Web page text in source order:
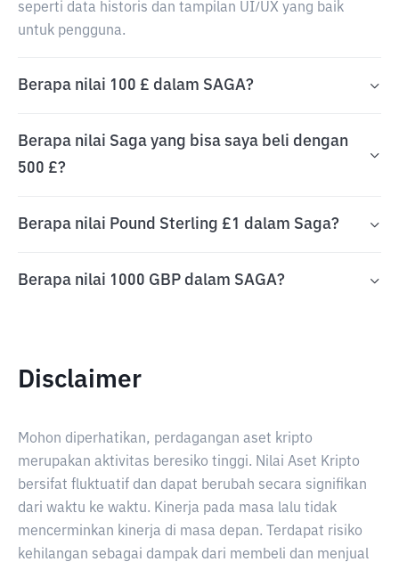
seperti data historis dan tampilan UI/UX yang baik
untuk pengguna.
Berapa nilai 100 £ dalam SAGA?
Berapa nilai Saga yang bisa saya beli dengan
500 £?
Berapa nilai Pound Sterling £1 dalam Saga?
Berapa nilai 1000 GBP dalam SAGA?
Disclaimer
Mohon diperhatikan, perdagangan aset kripto
merupakan aktivitas beresiko tinggi. Nilai Aset Kripto
bersifat fluktuatif dan dapat berubah secara signifikan
dari waktu ke waktu. Kinerja pada masa lalu tidak
mencerminkan kinerja di masa depan. Terdapat risiko
kehilangan sebagai dampak dari membeli dan menjual